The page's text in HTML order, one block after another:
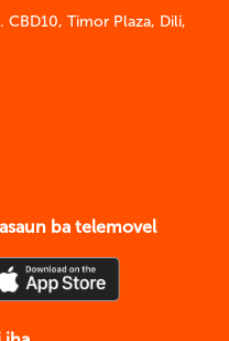
CBD10, Timor Plaza, Dili,
ba telemovel